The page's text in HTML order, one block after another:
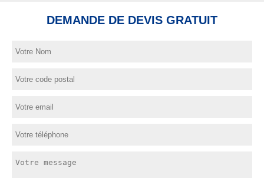
DEMANDE DE DEVIS GRATUIT